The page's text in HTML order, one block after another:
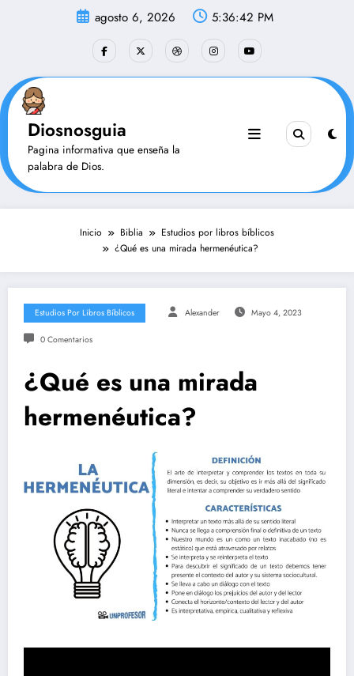
agosto 6, 2026 5:36:43 PM
Diosnosguia
Pagina informativa que enseña la
palabra de Dios.
Inicio Biblia
Estudios por libros bíblicos
¿Qué es una mirada hermenéutica?
Estudios Por Libros Bíblicos Alexander Mayo 4, 2023
0 Comentarios
¿Qué es una mirada
hermenéutica?